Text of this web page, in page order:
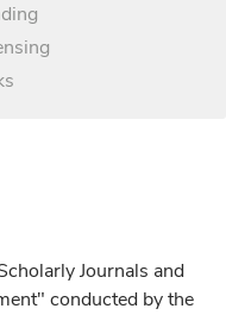
Journals and
conducted by the